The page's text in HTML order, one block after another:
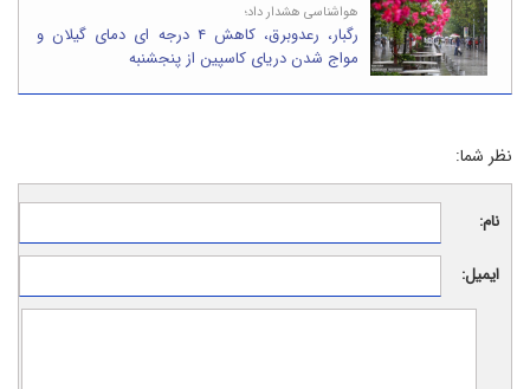
هواشناسی هشدار داد؛
رگبار، رعدوبرق، کاهش ۴ درجه ای دمای گیلان و
مواج شدن دریای کاسپین از پنجشنبه
نظر شما:
نام:
ایمیل: